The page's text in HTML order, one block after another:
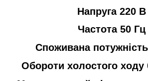
Напруга 220 В
Частота 50 Гц
Споживана
Обороти холостого ходу